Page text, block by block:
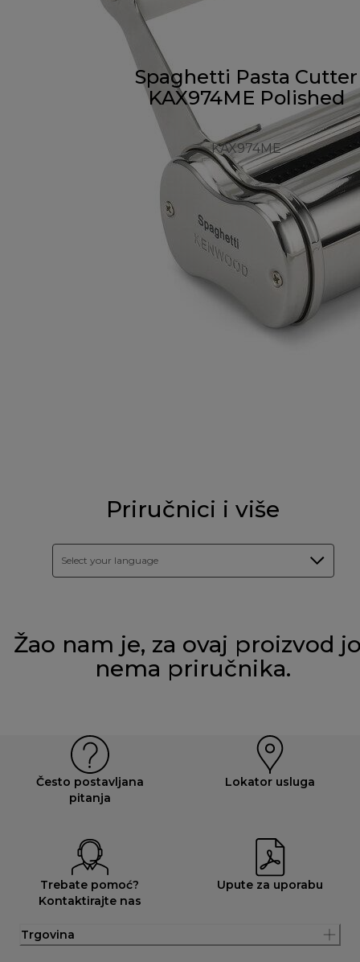
Spaghetti Pasta Cutter
KAX974ME Polished
KAX974ME
Priručnici i više
Select your language
Žao nam je, za ovaj proizvod
nema priručnika.
Često postavljana
pitanja
Lokator usluga
Trebate pomoć?
Kontaktirajte nas
Upute za uporabu
Trgovina